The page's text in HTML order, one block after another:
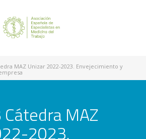
MAZ Unizar 2022-2023. Envejecimiento y
MAZ
2023.